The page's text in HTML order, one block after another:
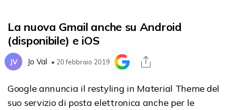
La nuova Gmail anche su Android
(disponibile) e iOS
JV Jo Val • 20 febbraio 2019
Google annuncia il restyling in Material Theme del
suo servizio di posta elettronica anche per le